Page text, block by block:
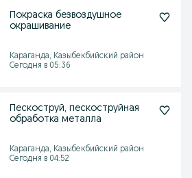
Покраска безвоздушное
окрашивание
Караганда, Казыбекбийский район
Сегодня в 05:36
Пескоструй, пескоструйная
обработка металла
Караганда, Казыбекбийский район
Сегодня в 04:52